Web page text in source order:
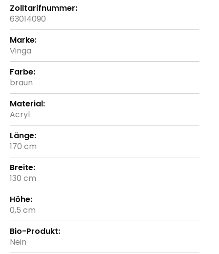
63014090
Vinga
braun
Acryl
170 cm
130 cm
0,5 cm
Nein